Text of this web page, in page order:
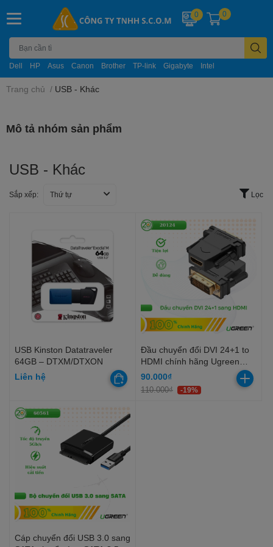
Dell HP Asus Canon Brother TP-link Gigabyte Intel
0 0
Trang chủ / USB - Khác
Mô tả nhóm sản phẩm
USB - Khác
Sắp xếp: Thứ tự Lọc
USB Kinston Datatraveler
64GB – DTXM/DTXON
Liên hệ
Đầu chuyển đổi DVI 24+1 to
HDMI chính hãng Ugreen
20124
90.000₫
110.000₫ -19%
Cáp chuyển đổi USB 3.0 sang